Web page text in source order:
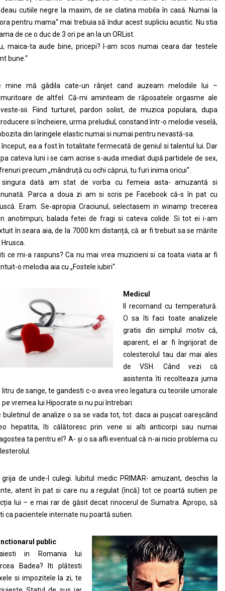
cutiile negre la maxim, de se clatina mobila în casă. Numai la
pentru mama“ mai trebuia să îndur acest supliciu acustic. Nu stia
de ce o duc de 3 ori pe an la un ORList.
maica-ta aude bine, pricepi? I-am scos numai ceara dar testele
bune.“
mine mă gâdila cate-un rânjet cand auzeam melodiile lui –
de altfel. Că-mi aminteam de răposatele orgasme ale
sii. Fiind turturel, pardon solist, de muzica populara, dupa
si încheiere, urma preludiul, constand într-o melodie veselă,
din laringele elastic numai si numai pentru nevastă-sa.
început, ea a fost în totalitate fermecată de geniul si talentul lui. Dar
cateva luni i se cam acrise s-auda imediat după partidele de sex,
precum „mândruță cu ochi căprui, tu furi inima oricui“.
dată am stat de vorba cu femeia asta- amuzantă si
Parca a doua zi am si scris pe Facebook că-s în pat cu
Eram. Se-apropia Craciunul, selectasem in winamp trecerea
anotimpuri, balada fetei de fragi si cateva colide. Si tot ei i-am
în seara aia, de la 7000 km distanță, că ar fi trebuit sa se mărite
ce mi-a raspuns? Ca nu mai vrea muzicieni si ca toata viata ar fi
o melodia aia cu „Fostele iubiri“.
Medicul
Il recomand cu temperatură.
O sa îti faci toate analizele
gratis din simplul motiv că,
aparent, el ar fi îngrijorat de
colesterolul tau dar mai ales
de VSH. Când vezi că
asistenta îti recolteaza juma
litru de sange, te gandesti c-o avea vreo legatura cu teoriile umorale
pe vremea lui Hipocrate si nu pui întrebari.
buletinul de analize o sa se vada tot, tot: daca ai pușcat oareșcând
hepatita, îti călătoresc prin vene si alti anticorpi sau numai
ta pentru el? A- și o sa afli eventual că n-ai nicio problema cu
de unde-l culegi. Iubitul medic PRIMAR- amuzant, deschis la
atent în pat si care nu a regulat (încă) tot ce poartă sutien pe
lui – e mai rar de găsit decat rinocerul de Sumatra. Apropo, să
ca pacientele internate nu poartă sutien.
public
in Romania lui
Badea? Iti plătesti
si impozitele la zi, te